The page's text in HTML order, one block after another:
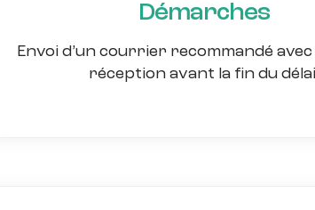
Démarches
Envoi d’un courrier recommandé avec
réception avant la fin du